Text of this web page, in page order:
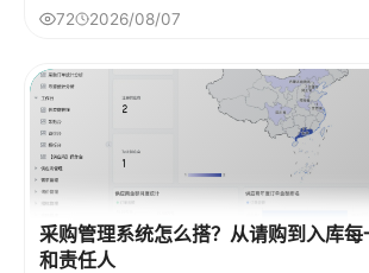
72 2026/08/07
采购管理系统怎么搭？从请购到入库
和责任人